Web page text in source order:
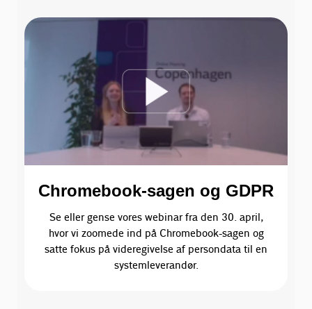
Chromebook-sagen og GDPR
Se eller gense vores webinar fra den 30. april,
hvor vi zoomede ind på Chromebook-sagen og
satte fokus på videregivelse af persondata til en
systemleverandør.